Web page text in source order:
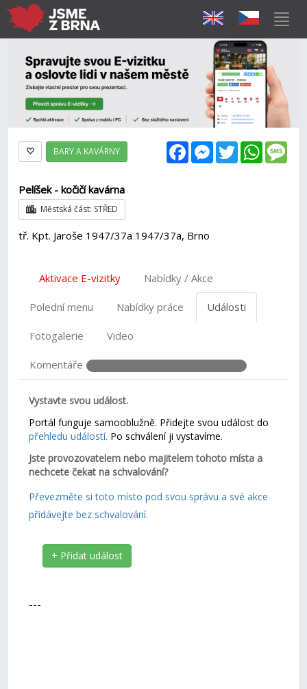
FacebookMessenger
Twitter
BARY A KAVÁRNY
Pelíšek - kočičí kavárna
Městská část: STŘED
tř. Kpt. Jaroše 1947/37a 1947/37a, Brno
Aktivace E-vizitky Nabídky / Akce
Polední menu Nabídky práce Události
Fotogalerie Video
Komentáře
Vystavte svou událost.
Portál funguje samooblužně. Přidejte svou událost do
přehledu událostí. Po schválení ji vystavíme.
Jste provozovatelem nebo majitelem tohoto místa a
nechcete čekat na schvalování?
Převezměte si toto místo pod svou správu a své akce
přidávejte bez schvalování.
+ Přidat událost
---